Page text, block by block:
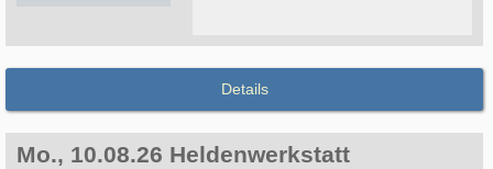
Details
Mo., 10.08.26 Heldenwerkstatt